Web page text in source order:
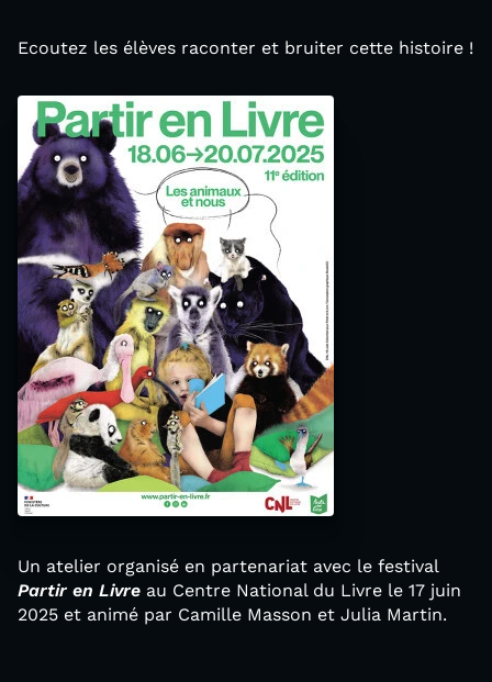
Ecoutez les élèves raconter et bruiter cette histoire !
Un atelier organisé en partenariat avec le festival
Partir en Livre au Centre National du Livre le 17 juin
2025 et animé par Camille Masson et Julia Martin.